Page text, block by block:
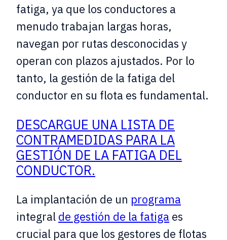
fatiga, ya que los conductores a
menudo trabajan largas horas,
navegan por rutas desconocidas y
operan con plazos ajustados. Por lo
tanto, la gestión de la fatiga del
conductor en su flota es fundamental.
DESCARGUE UNA LISTA DE
CONTRAMEDIDAS PARA LA
GESTIÓN DE LA FATIGA DEL
CONDUCTOR.
La implantación de un programa
integral de gestión de la fatiga es
crucial para que los gestores de flotas